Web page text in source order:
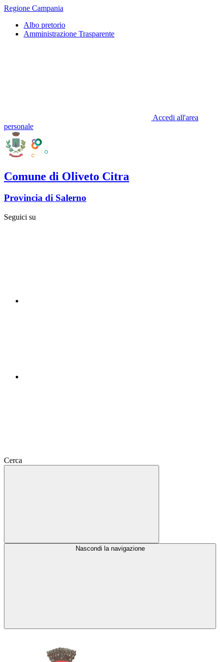
Regione Campania
Albo pretorio
Amministrazione Trasparente
Accedi all'area
personale
Comune di Oliveto Citra
Provincia di Salerno
Seguici su
Cerca
Nascondi la navigazione